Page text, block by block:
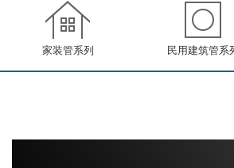
家装管系列 民用建筑管系